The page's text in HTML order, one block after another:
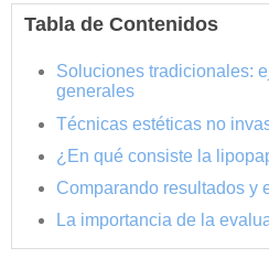
Tabla de Contenidos
Soluciones tradicionales:
generales
Técnicas estéticas no
¿En qué consiste la
Comparando resultados y
La importancia de la